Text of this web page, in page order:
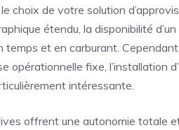
choix de votre solution
étendu, la disponibilité
temps et en carburant.
opérationnelle fixe, l’installation
intéressante.
offrent une autonomie totale